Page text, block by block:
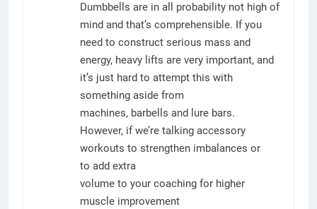
Dumbbells are in all probability not high of
mind and that’s comprehensible. If you
need to construct serious mass and
energy, heavy lifts are very important, and
it’s just hard to attempt this with
something aside from
machines, barbells and lure bars.
However, if we’re talking accessory
workouts to strengthen imbalances or
to add extra
volume to your coaching for higher
muscle improvement